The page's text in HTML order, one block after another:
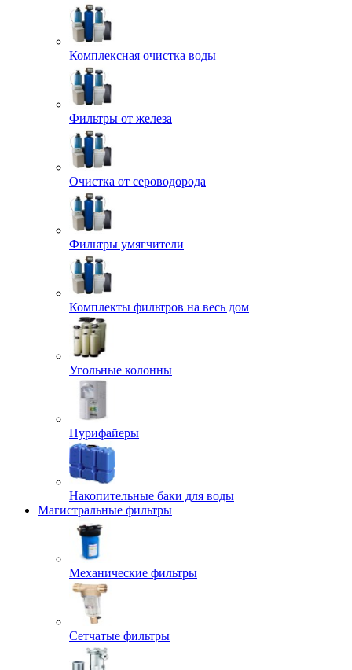
Комплексная очистка воды
Фильтры от железа
Очистка от сероводорода
Фильтры умягчители
Комплекты фильтров на весь дом
Угольные колонны
Пурифайеры
Накопительные баки для воды
Магистральные фильтры
Механические фильтры
Сетчатые фильтры